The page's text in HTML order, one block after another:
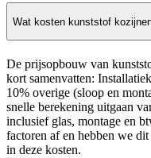
Wat kosten kunststof
De prijsopbouw van
kort samenvatten:
10% overige (sloop en
snelle berekening uitgaan
inclusief glas, montage en
factoren af en hebben we
in deze kosten.